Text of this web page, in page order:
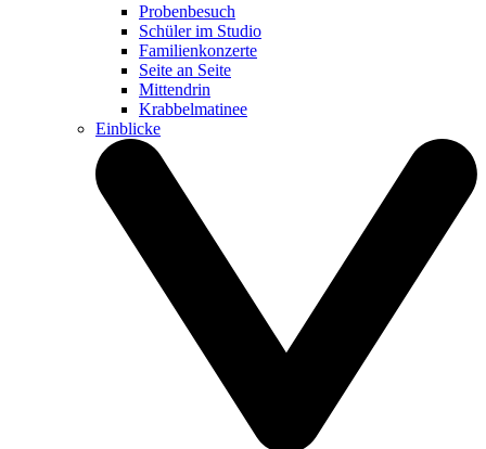
Probenbesuch
Schüler im Studio
Familienkonzerte
Seite an Seite
Mittendrin
Krabbelmatinee
Einblicke